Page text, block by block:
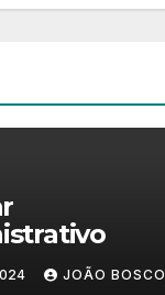
JOÃO BOSCO